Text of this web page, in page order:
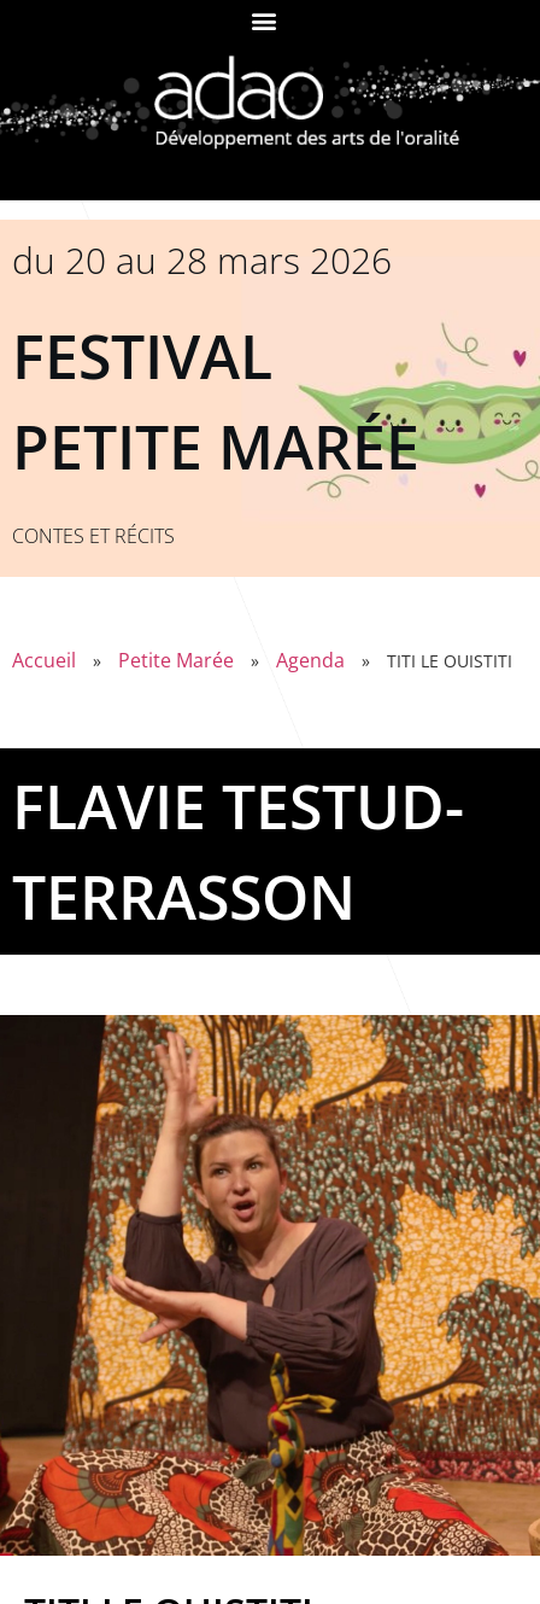
du 20 au 28 mars 2026
FESTIVAL
PETITE MARÉE
CONTES ET RÉCITS
Accueil » Petite Marée » Agenda » TITI LE OUISTITI
FLAVIE TESTUD-
TERRASSON